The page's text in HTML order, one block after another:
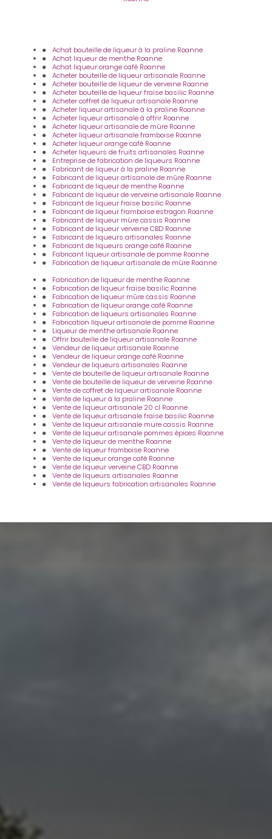
Achat bouteille de liqueur à la praline Roanne
Achat liqueur de menthe Roanne
Achat liqueur orange café Roanne
Acheter bouteille de liqueur artisanale Roanne
Acheter bouteille de liqueur de verveine Roanne
Acheter bouteille de liqueur fraise basilic Roanne
Acheter coffret de liqueur artisanale Roanne
Acheter liqueur artisanale à la praline Roanne
Acheter liqueur artisanale à offrir Roanne
Acheter liqueur artisanale de mûre Roanne
Acheter liqueur artisanale framboise Roanne
Acheter liqueur orange café Roanne
Acheter liqueurs de fruits artisanales Roanne
Entreprise de fabrication de liqueurs Roanne
Fabricant de liqueur à la praline Roanne
Fabricant de liqueur artisanale de mûre Roanne
Fabricant de liqueur de menthe Roanne
Fabricant de liqueur de verveine artisanale Roanne
Fabricant de liqueur fraise basilic Roanne
Fabricant de liqueur framboise estragon Roanne
Fabricant de liqueur mûre cassis Roanne
Fabricant de liqueur verveine CBD Roanne
Fabricant de liqueurs artisanales Roanne
Fabricant de liqueurs orange café Roanne
Fabricant liqueur artisanale de pomme Roanne
Fabrication de liqueur artisanale de mûre Roanne
Fabrication de liqueur de menthe Roanne
Fabrication de liqueur fraise basilic Roanne
Fabrication de liqueur mûre cassis Roanne
Fabrication de liqueur orange café Roanne
Fabrication de liqueurs artisanales Roanne
Fabrication liqueur artisanale de pomme Roanne
Liqueur de menthe artisanale Roanne
Offrir bouteille de liqueur artisanale Roanne
Vendeur de liqueur artisanale Roanne
Vendeur de liqueur orange café Roanne
Vendeur de liqueurs artisanales Roanne
Vente de bouteille de liqueur artisanale Roanne
Vente de bouteille de liqueur de verveine Roanne
Vente de coffret de liqueur artisanale Roanne
Vente de liqueur à la praline Roanne
Vente de liqueur artisanale 20 cl Roanne
Vente de liqueur artisanale fraise basilic Roanne
Vente de liqueur artisanale mure cassis Roanne
Vente de liqueur artisanale pommes épices Roanne
Vente de liqueur de menthe Roanne
Vente de liqueur framboise Roanne
Vente de liqueur orange café Roanne
Vente de liqueur verveine CBD Roanne
Vente de liqueurs artisanales Roanne
Vente de liqueurs fabrication artisanales Roanne